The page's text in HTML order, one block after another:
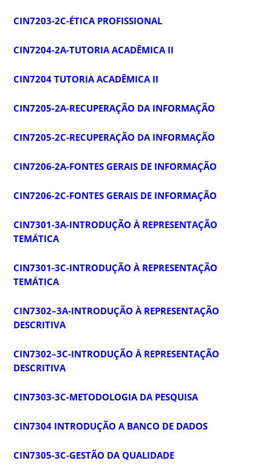
CIN7203-2C-ÉTICA PROFISSIONAL
CIN7204-2A-TUTORIA ACADÊMICA II
CIN7204 TUTORIA ACADÊMICA II
CIN7205-2A-RECUPERAÇÃO DA INFORMAÇÃO
CIN7205-2C-RECUPERAÇÃO DA INFORMAÇÃO
CIN7206-2A-FONTES GERAIS DE INFORMAÇÃO
CIN7206-2C-FONTES GERAIS DE INFORMAÇÃO
CIN7301-3A-INTRODUÇÃO À REPRESENTAÇÃO
TEMÁTICA
CIN7301-3C-INTRODUÇÃO À REPRESENTAÇÃO
TEMÁTICA
CIN7302–3A-INTRODUÇÃO À REPRESENTAÇÃO
DESCRITIVA
CIN7302–3C-INTRODUÇÃO À REPRESENTAÇÃO
DESCRITIVA
CIN7303-3C-METODOLOGIA DA PESQUISA
CIN7304 INTRODUÇÃO A BANCO DE DADOS
CIN7305-3C-GESTÃO DA QUALIDADE